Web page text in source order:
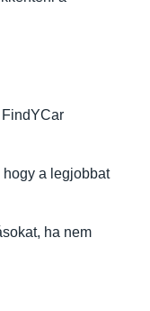
a legjobbat
ha nem